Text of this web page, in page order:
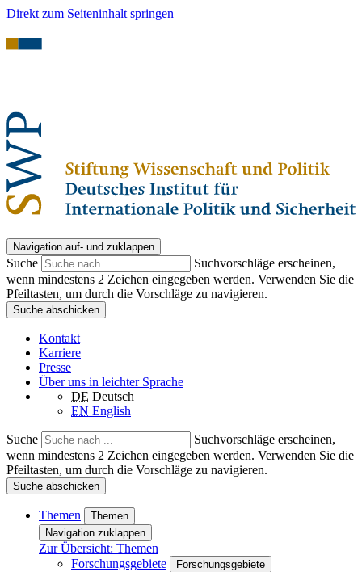
Direkt zum Seiteninhalt springen
Navigation auf- und zuklappen
Suche
Suchvorschläge erscheinen,
wenn mindestens 2 Zeichen eingegeben werden. Verwenden Sie die
Pfeiltasten, um durch die Vorschläge zu navigieren.
Suche abschicken
Kontakt
Karriere
Presse
Über uns in leichter Sprache
DE Deutsch
EN English
Suche
Suchvorschläge erscheinen,
wenn mindestens 2 Zeichen eingegeben werden. Verwenden Sie die
Pfeiltasten, um durch die Vorschläge zu navigieren.
Suche abschicken
Themen
Themen
Navigation zuklappen
Zur Übersicht: Themen
Forschungsgebiete
Forschungsgebiete